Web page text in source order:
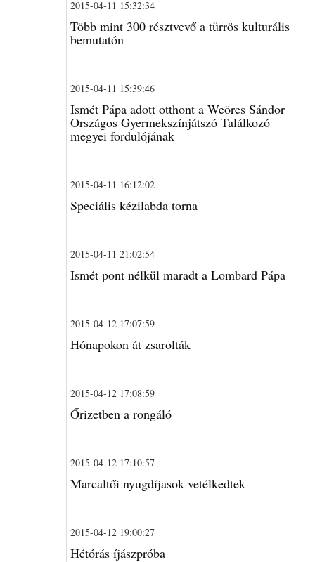
2015-04-11 15:32:34
Több mint 300 résztvevő a türrös kulturális
bemutatón
2015-04-11 15:39:46
Ismét Pápa adott otthont a Weöres Sándor
Országos Gyermekszínjátszó Találkozó
megyei fordulójának
2015-04-11 16:12:02
Speciális kézilabda torna
2015-04-11 21:02:54
Ismét pont nélkül maradt a Lombard Pápa
2015-04-12 17:07:59
Hónapokon át zsarolták
2015-04-12 17:08:59
Őrizetben a rongáló
2015-04-12 17:10:57
Marcaltői nyugdíjasok vetélkedtek
2015-04-12 19:00:27
Hétórás íjászpróba